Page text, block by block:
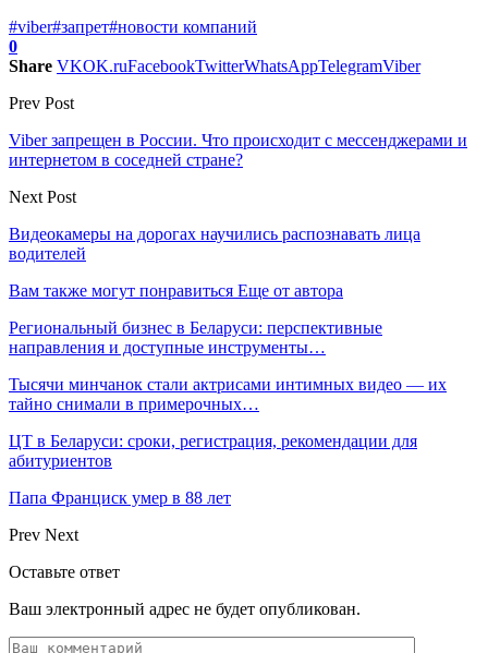
#viber#запрет#новости компаний
0
Share VKOK.ruFacebookTwitterWhatsAppTelegramViber
Prev Post
Viber запрещен в России. Что происходит с мессенджерами и
интернетом в соседней стране?
Next Post
Видеокамеры на дорогах научились распознавать лица
водителей
Вам также могут понравиться Еще от автора
Региональный бизнес в Беларуси: перспективные
направления и доступные инструменты…
Тысячи минчанок стали актрисами интимных видео — их
тайно снимали в примерочных…
ЦТ в Беларуси: сроки, регистрация, рекомендации для
абитуриентов
Папа Франциск умер в 88 лет
Prev Next
Оставьте ответ
Ваш электронный адрес не будет опубликован.